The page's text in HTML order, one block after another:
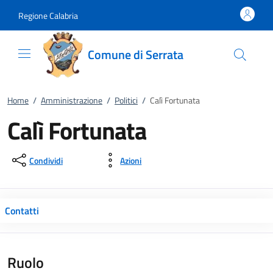
Regione Calabria
Comune di Serrata
Home / Amministrazione / Politici / Calì Fortunata
Calì Fortunata
Condividi Azioni
Contatti
Ruolo